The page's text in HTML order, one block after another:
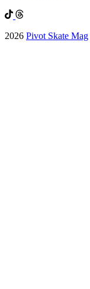
2026 Pivot Skate Mag